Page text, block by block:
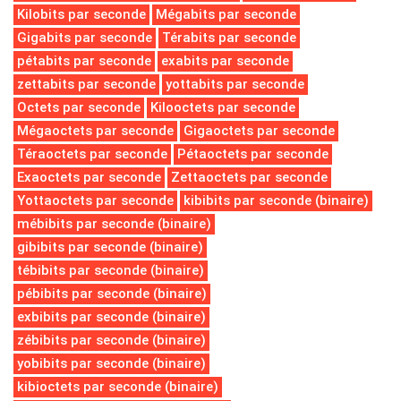
Kilobits par seconde
Mégabits par seconde
Gigabits par seconde
Térabits par seconde
pétabits par seconde
exabits par seconde
zettabits par seconde
yottabits par seconde
Octets par seconde
Kilooctets par seconde
Mégaoctets par seconde
Gigaoctets par seconde
Téraoctets par seconde
Pétaoctets par seconde
Exaoctets par seconde
Zettaoctets par seconde
Yottaoctets par seconde
kibibits par seconde (binaire)
mébibits par seconde (binaire)
gibibits par seconde (binaire)
tébibits par seconde (binaire)
pébibits par seconde (binaire)
exbibits par seconde (binaire)
zébibits par seconde (binaire)
yobibits par seconde (binaire)
kibioctets par seconde (binaire)